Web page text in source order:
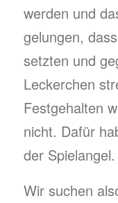
werden und
gelungen,
setzten und
Leckerchen
Festgehalten
nicht. Dafür
der Spielangel.
Wir suchen